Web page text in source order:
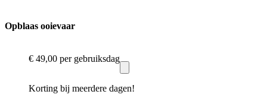
Opblaas ooievaar
€ 49,00 per gebruiksdag
Korting bij meerdere dagen!